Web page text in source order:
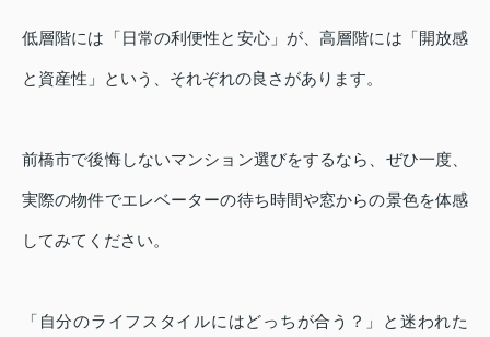
低層階には「日常の利便性と安心」が、高層階には「開放感
と資産性」という、それぞれの良さがあります。
前橋市で後悔しないマンション選びをするなら、ぜひ一度、
実際の物件でエレベーターの待ち時間や窓からの景色を体感
してみてください。
「自分のライフスタイルにはどっちが合う？」と迷われた